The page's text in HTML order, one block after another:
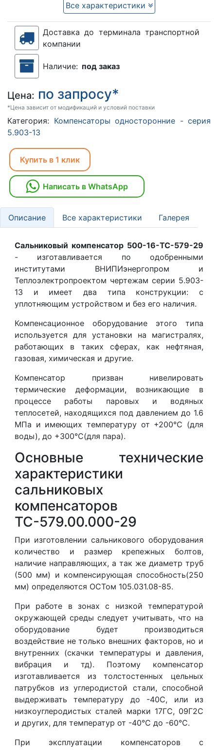
Все характеристики
Доставка до терминала транспортной
компании
Наличие: под заказ
Цена: по запросу*
*Цена зависит от модификаций и условий поставки
Категория: Компенсаторы односторонние - серия
5.903-13
Купить в 1 клик
Написать в WhatsApp
Описание Все характеристики Галерея
Сальниковый компенсатор 500-16-TC-579-29
- изготавливается по одобренными
институтами ВНИПИэнергопром и
Теплоэлектропроектом чертежам серии 5.903-
13 и имеет два типа конструкции: с
уплотняющим устройством и без его наличия.
Компенсационное оборудование этого типа
используется для установки на магистралях,
работающих в таких сферах, как нефтяная,
газовая, химическая и другие.
Компенсатор призван нивелировать
термические деформации, возникающие в
процессе работы паровых и водяных
теплосетей, находящихся под давлением до 1.6
МПа и имеющих температуру от +200°С (для
воды), до +300°С(для пара).
Основные технические
характеристики
сальниковых
компенсаторов
ТС-579.00.000-29
При изготовлении сальникового оборудования
количество и размер крепежных болтов,
наличие направляющих, а так же диаметр труб
(500 мм) и компенсирующая способность(250
мм) определяются ОСТом 105.031.08-85.
При работе в зонах с низкой температурой
окружающей среды следует учитывать, что на
оборудование будет производиться
воздействие не только внешних факторов, но и
внутренних (скачки температуры и давления,
вибрация и тд). Поэтому компенсатор
изготавливается из толстостенных цельных
патрубков из углеродистой стали, способной
выдерживать температуру до -40С, или из
низкоуглеродистых сталей марки 17ГС, 09Г2С
и других, для температур от -40°С до -60°С.
При эксплуатации компенсаторов с